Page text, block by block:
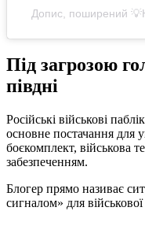
Допис, поширений
Під загрозою
півдні
Російські військові
основне постачання для
боєкомплект, військова
забезпеченням.
Блогер прямо називає
сигналом» для